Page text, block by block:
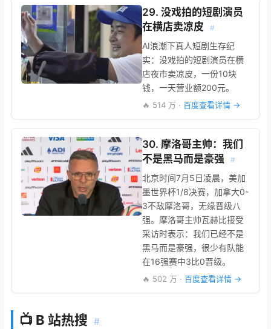
29. 没戏拍的短剧演员
在横店卖凉皮
#
AI浪潮下真人短剧生存纪
实：没戏拍的短剧演员在横
店夜市卖凉皮，一份10块
钱，一天营业额200元。
🔥 514 万 · 百度查看详情 →
30. 摩洛哥主帅：我们
不是黑马而是豪强
#
北京时间7月5日凌晨，美加
墨世界杯1/8决赛，加拿大0-
3不敌摩洛哥，无缘晋级八
强。摩洛哥主帅瓦赫比接受
采访时表示：我们已经不是
黑马而是豪强，很少有队能
在16强赛中3比0晋级。
🔥 502 万 · 百度查看详情 →
📺 B 站热搜 #